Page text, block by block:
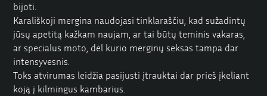
bijoti.
Karališkoji mergina naudojasi tinklaraščiu, kad sužadintų
jūsų apetitą kažkam naujam, ar tai būtų teminis vakaras,
ar specialus moto, dėl kurio merginų seksas tampa dar
intensyvesnis.
Toks atvirumas leidžia pasijusti įtrauktai dar prieš įkeliant
koją į kilmingus kambarius.